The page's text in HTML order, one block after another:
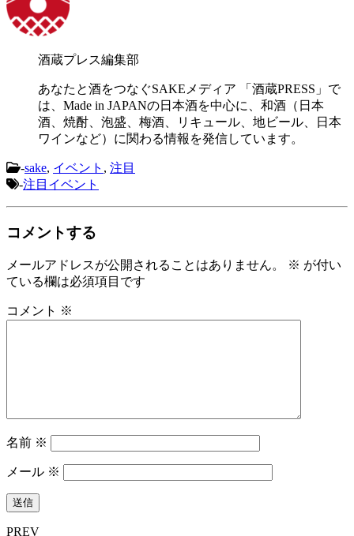
酒蔵プレス編集部
あなたと酒をつなぐSAKEメディア 「酒蔵PRESS」で
は、Made in JAPANの日本酒を中心に、和酒（日本
酒、焼酎、泡盛、梅酒、リキュール、地ビール、日本
ワインなど）に関わる情報を発信しています。
-sake, イベント , 注目
-注目イベント
コメントする
メールアドレスが公開されることはありません。 ※ が付い
ている欄は必須項目です
コメント ※
名前 ※
メール ※
PREV